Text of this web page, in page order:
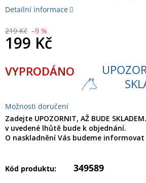
Detailní informace
219 Kč –9 %
199 Kč
cena:
VYPRODÁNO
Možnosti doručení
Zadejte UPOZORNIT, AŽ BUDE
v uvedené lhůtě bude k objednání.
O naskladnění Vás budeme
Kód produktu: 349589